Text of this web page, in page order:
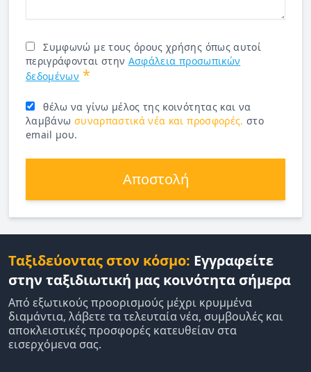
Συμφωνώ με τους όρους χρήσης όπως αυτοί
περιγράφονται στην Ασφάλεια προσωπικών
δεδομένων *
θέλω να γίνω μέλος της κοινότητας και να
λαμβάνω συναρπαστικά νέα και προσφορές. στο
email μου.
Αποστολή
Ταξιδεύοντας στον κόσμο: Εγγραφείτε
στην ταξιδιωτική μας κοινότητα σήμερα
Από εξωτικούς προορισμούς μέχρι κρυμμένα
διαμάντια, λάβετε τα τελευταία νέα, συμβουλές και
αποκλειστικές προσφορές κατευθείαν στα
εισερχόμενα σας.